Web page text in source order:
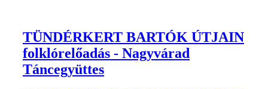
TÜNDÉRKERT BARTÓK ÚTJAIN
folklórelőadás - Nagyvárad
Táncegyüttes